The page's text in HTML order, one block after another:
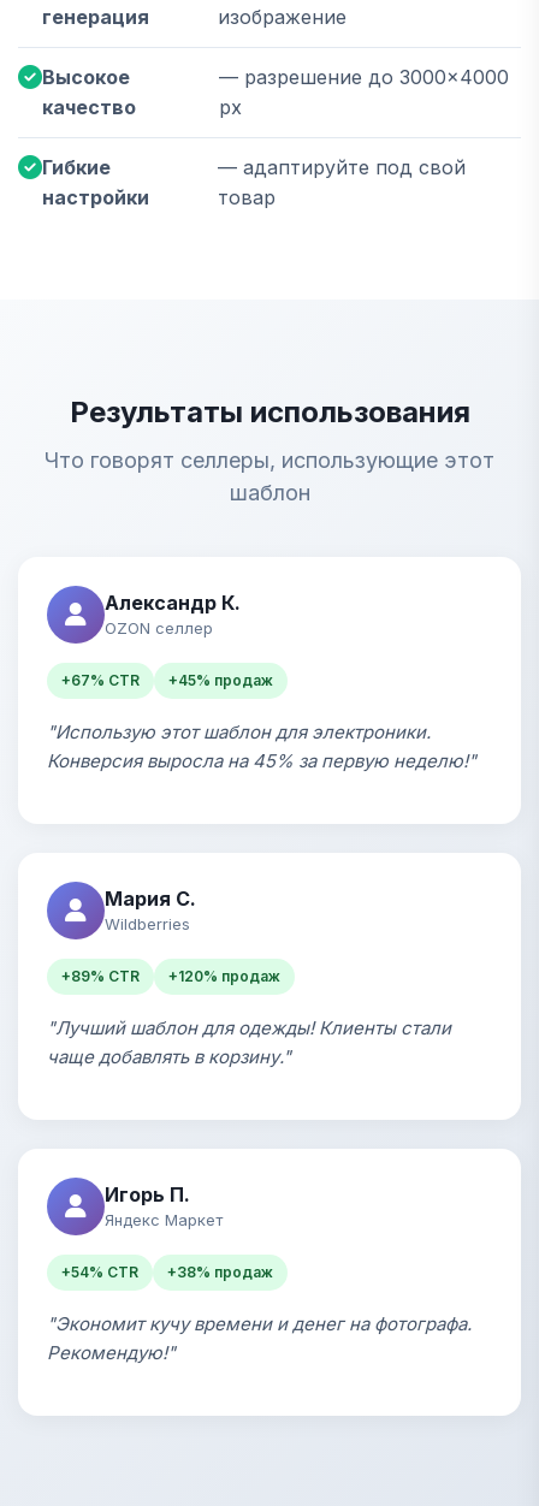
генерация
изображение
Высокое
качество
— разрешение до 3000×4000
px
Гибкие
настройки
— адаптируйте под свой
товар
Результаты использования
Что говорят селлеры, использующие этот
шаблон
Александр К.
OZON селлер
+67% CTR +45% продаж
"Использую этот шаблон для электроники.
Конверсия выросла на 45% за первую неделю!"
Мария С.
Wildberries
+89% CTR +120% продаж
"Лучший шаблон для одежды! Клиенты стали
чаще добавлять в корзину."
Игорь П.
Яндекс Маркет
+54% CTR +38% продаж
"Экономит кучу времени и денег на фотографа.
Рекомендую!"